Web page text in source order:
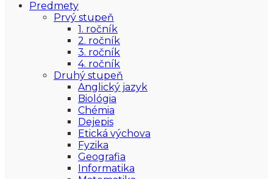
Predmety
Prvý stupeň
1. ročník
2. ročník
3. ročník
4. ročník
Druhý stupeň
Anglický jazyk
Biológia
Chémia
Dejepis
Etická výchova
Fyzika
Geografia
Informatika